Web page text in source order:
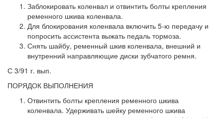
Заблокировать коленвал и отвинтить болты крепления
ременного шкива коленвала.
Для блокирования коленвала включить 5-ю передачу и
попросить ассистента выжать педаль тормоза.
Снять шайбу, ременный шкив коленвала, внешний и
внутренний направляющие диски зубчатого ремня.
С 3/91 г. вып.
ПОРЯДОК ВЫПОЛНЕНИЯ
Отвинтить болты крепления ременного шкива
коленвала. Удерживать шейку ременного шкива